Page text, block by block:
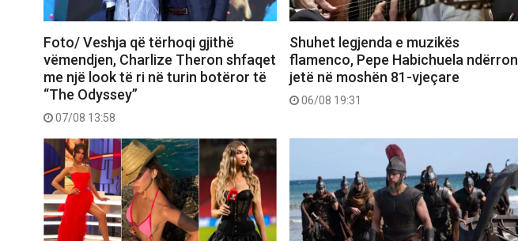
Foto/ Veshja që tërhoqi gjithë
vëmendjen, Charlize Theron shfaqet
me një look të ri në turin botëror të
“The Odyssey”
07/08 13:58
Shuhet legjenda e muzikës
flamenco, Pepe Habichuela ndërron
jetë në moshën 81-vjeçare
06/08 19:31